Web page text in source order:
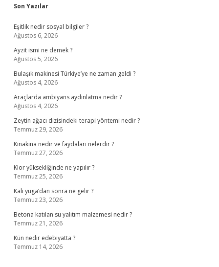
Sidebar
Son Yazılar
Eşitlik nedir sosyal bilgiler ?
Ağustos 6, 2026
Ayzit ismi ne demek ?
Ağustos 5, 2026
Bulaşık makinesi Türkiye’ye ne zaman geldi ?
Ağustos 4, 2026
Araçlarda ambiyans aydınlatma nedir ?
Ağustos 4, 2026
Zeytin ağacı dizisindeki terapi yöntemi nedir ?
Temmuz 29, 2026
Kınakına nedir ve faydaları nelerdir ?
Temmuz 27, 2026
Klor yüksekliğinde ne yapılır ?
Temmuz 25, 2026
Kali yuga’dan sonra ne gelir ?
Temmuz 23, 2026
Betona katılan su yalıtım malzemesi nedir ?
Temmuz 21, 2026
Kün nedir edebiyatta ?
Temmuz 14, 2026